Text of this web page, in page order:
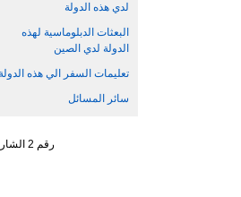
لدي هذه الدولة
البعثات الدبلوماسية لهذه
الدولة لدي الصين
تعليمات السفر الي هذه
سائر المسائل
رقم 2 الشارع الجنوبي ، تشاو يانغ من ، حي تشاو يانغ ، مدينة بكين رقم البريد : 100701 التليفون : 65961114 - 10 - 86 +